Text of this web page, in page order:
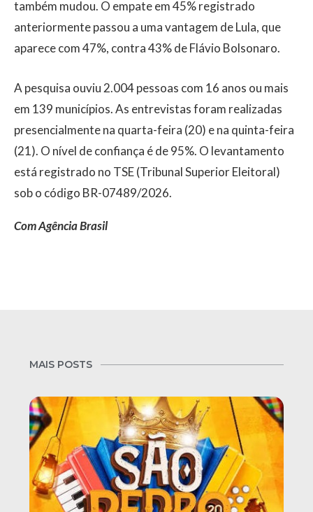
também mudou. O empate em 45% registrado
anteriormente passou a uma vantagem de Lula, que
aparece com 47%, contra 43% de Flávio Bolsonaro.
A pesquisa ouviu 2.004 pessoas com 16 anos ou mais
em 139 municípios. As entrevistas foram realizadas
presencialmente na quarta-feira (20) e na quinta-feira
(21). O nível de confiança é de 95%. O levantamento
está registrado no TSE (Tribunal Superior Eleitoral)
sob o código BR-07489/2026.
Com Agência Brasil
MAIS POSTS